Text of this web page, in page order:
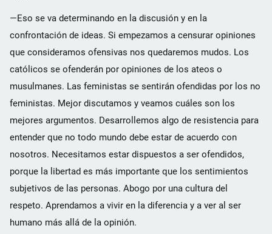
—Eso se va determinando en la discusión y en la
confrontación de ideas. Si empezamos a censurar opiniones
que consideramos ofensivas nos quedaremos mudos. Los
católicos se ofenderán por opiniones de los ateos o
musulmanes. Las feministas se sentirán ofendidas por los no
feministas. Mejor discutamos y veamos cuáles son los
mejores argumentos. Desarrollemos algo de resistencia para
entender que no todo mundo debe estar de acuerdo con
nosotros. Necesitamos estar dispuestos a ser ofendidos,
porque la libertad es más importante que los sentimientos
subjetivos de las personas. Abogo por una cultura del
respeto. Aprendamos a vivir en la diferencia y a ver al ser
humano más allá de la opinión.